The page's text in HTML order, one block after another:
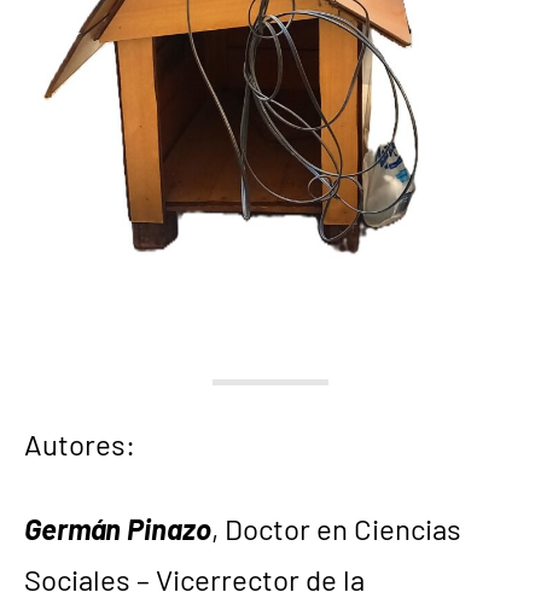
Autores:
Germán Pinazo, Doctor en Ciencias
Sociales – Vicerrector de la